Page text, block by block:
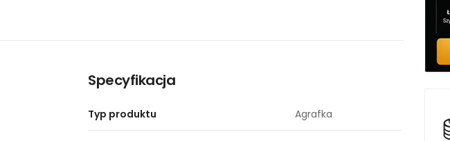
Specyfikacja
Typ produktu Agrafka